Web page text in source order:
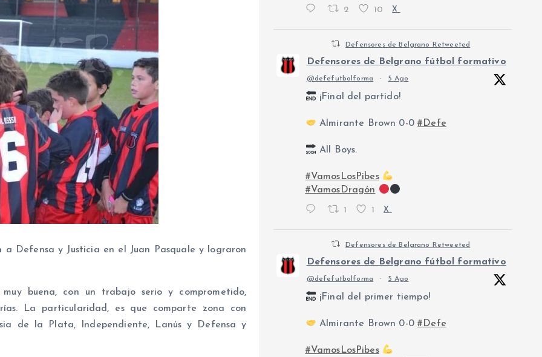
Defensa y Justicia en el Juan Pasquale y lograron
buena, con un trabajo serio y comprometido,
La particularidad, es que comparte zona con
de la Plata, Independiente, Lanús y Defensa y
2 10 X
Defensores de Belgrano Retweeted
Defensores de Belgrano fútbol formativo
@defefutbolforma · 5 Ago
¡Final del partido!
Almirante Brown 0-0#Defe
All Boys.
#VamosLosPibes
#VamosDragón
1 1 X
Defensores de Belgrano Retweeted
Defensores de Belgrano fútbol formativo
@defefutbolforma · 5 Ago
¡Final del primer tiempo!
Almirante Brown 0-0#Defe
#VamosLosPibes